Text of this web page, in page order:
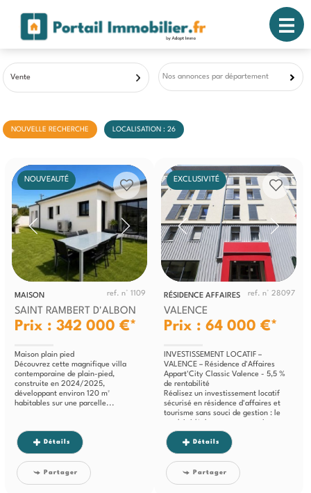
Vente Nos annonces par département
NOUVELLE RECHERCHE LOCALISATION : 26
NOUVEAUTÉ
MAISON ref. n° 1109
SAINT RAMBERT D'ALBON
Prix : 342 000 €*
Maison plain pied
Découvrez cette magnifique villa
contemporaine de plain-pied,
construite en 2024/2025,
développant environ 120 m²
habitables sur une parcelle...
Détails
Partager
EXCLUSIVITÉ
RÉSIDENCE AFFAIRES ref. n° 28097
VALENCE
Prix : 64 000 €*
INVESTISSEMENT LOCATIF –
VALENCE – Résidence d'Affaires
Appart'City Classic Valence - 5,5 %
de rentabilité
Réalisez un investissement locatif
sécurisé en résidence d'affaires et
tourisme sans souci de gestion : le
un...
Détails
Partager